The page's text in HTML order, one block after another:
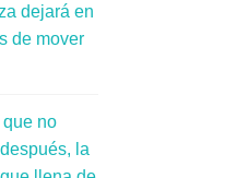
dejará en
de mover
que no
la